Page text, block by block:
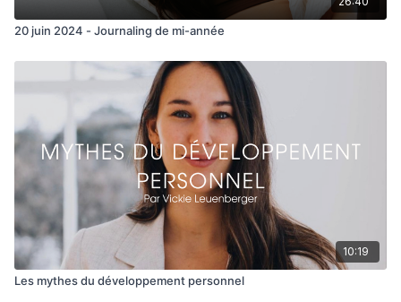
20 juin 2024 - Journaling de mi-année
10:19
Les mythes du développement personnel